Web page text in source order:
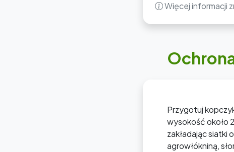
Więcej informacji
Przygotuj
wysokość około
zakładając siatki
agrowłókniną,